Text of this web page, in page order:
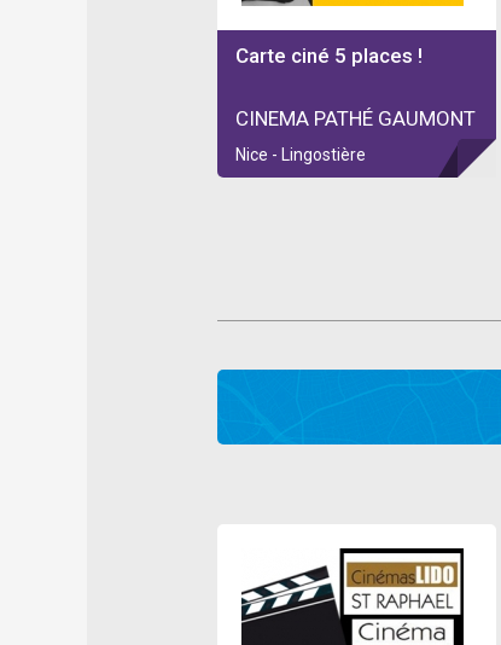
Carte ciné 5 places !
CINEMA PATHÉ GAUMONT
Nice - Lingostière